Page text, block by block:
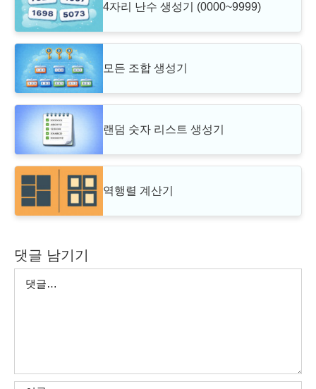
4자리 난수 생성기 (0000~9999)
모든 조합 생성기
랜덤 숫자 리스트 생성기
역행렬 계산기
댓글 남기기